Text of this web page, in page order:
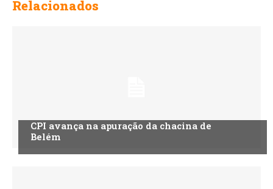
Relacionados
CPI avança na apuração da chacina de
Belém